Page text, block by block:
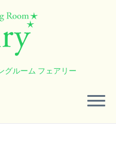
グルーム フェアリー